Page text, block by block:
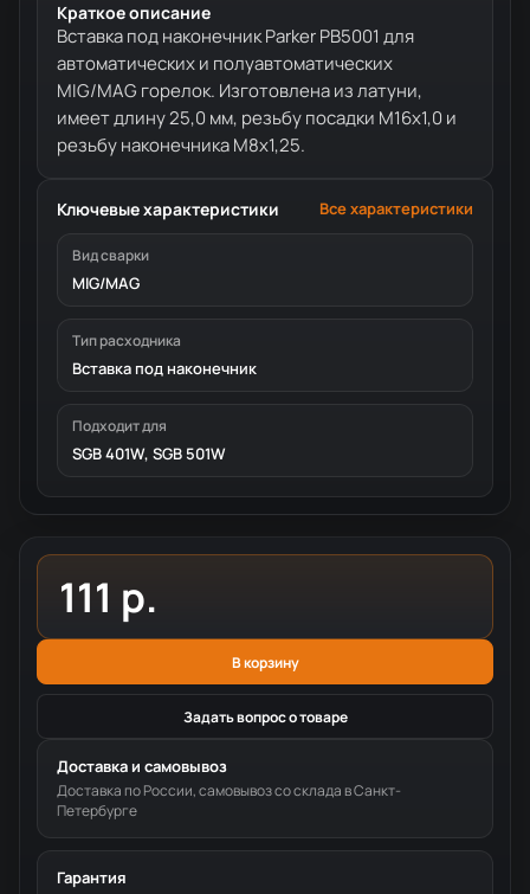
Краткое описание
Вставка под наконечник Parker PB5001 для
автоматических и полуавтоматических
MIG/MAG горелок. Изготовлена из латуни,
имеет длину 25,0 мм, резьбу посадки М16x1,0 и
резьбу наконечника М8x1,25.
Ключевые характеристики Все характеристики
Вид сварки
MIG/MAG
Тип расходника
Вставка под наконечник
Подходит для
SGB 401W, SGB 501W
111 р.
В корзину
Задать вопрос о товаре
Доставка и самовывоз
Доставка по России, самовывоз со склада в Санкт-
Петербурге
Гарантия